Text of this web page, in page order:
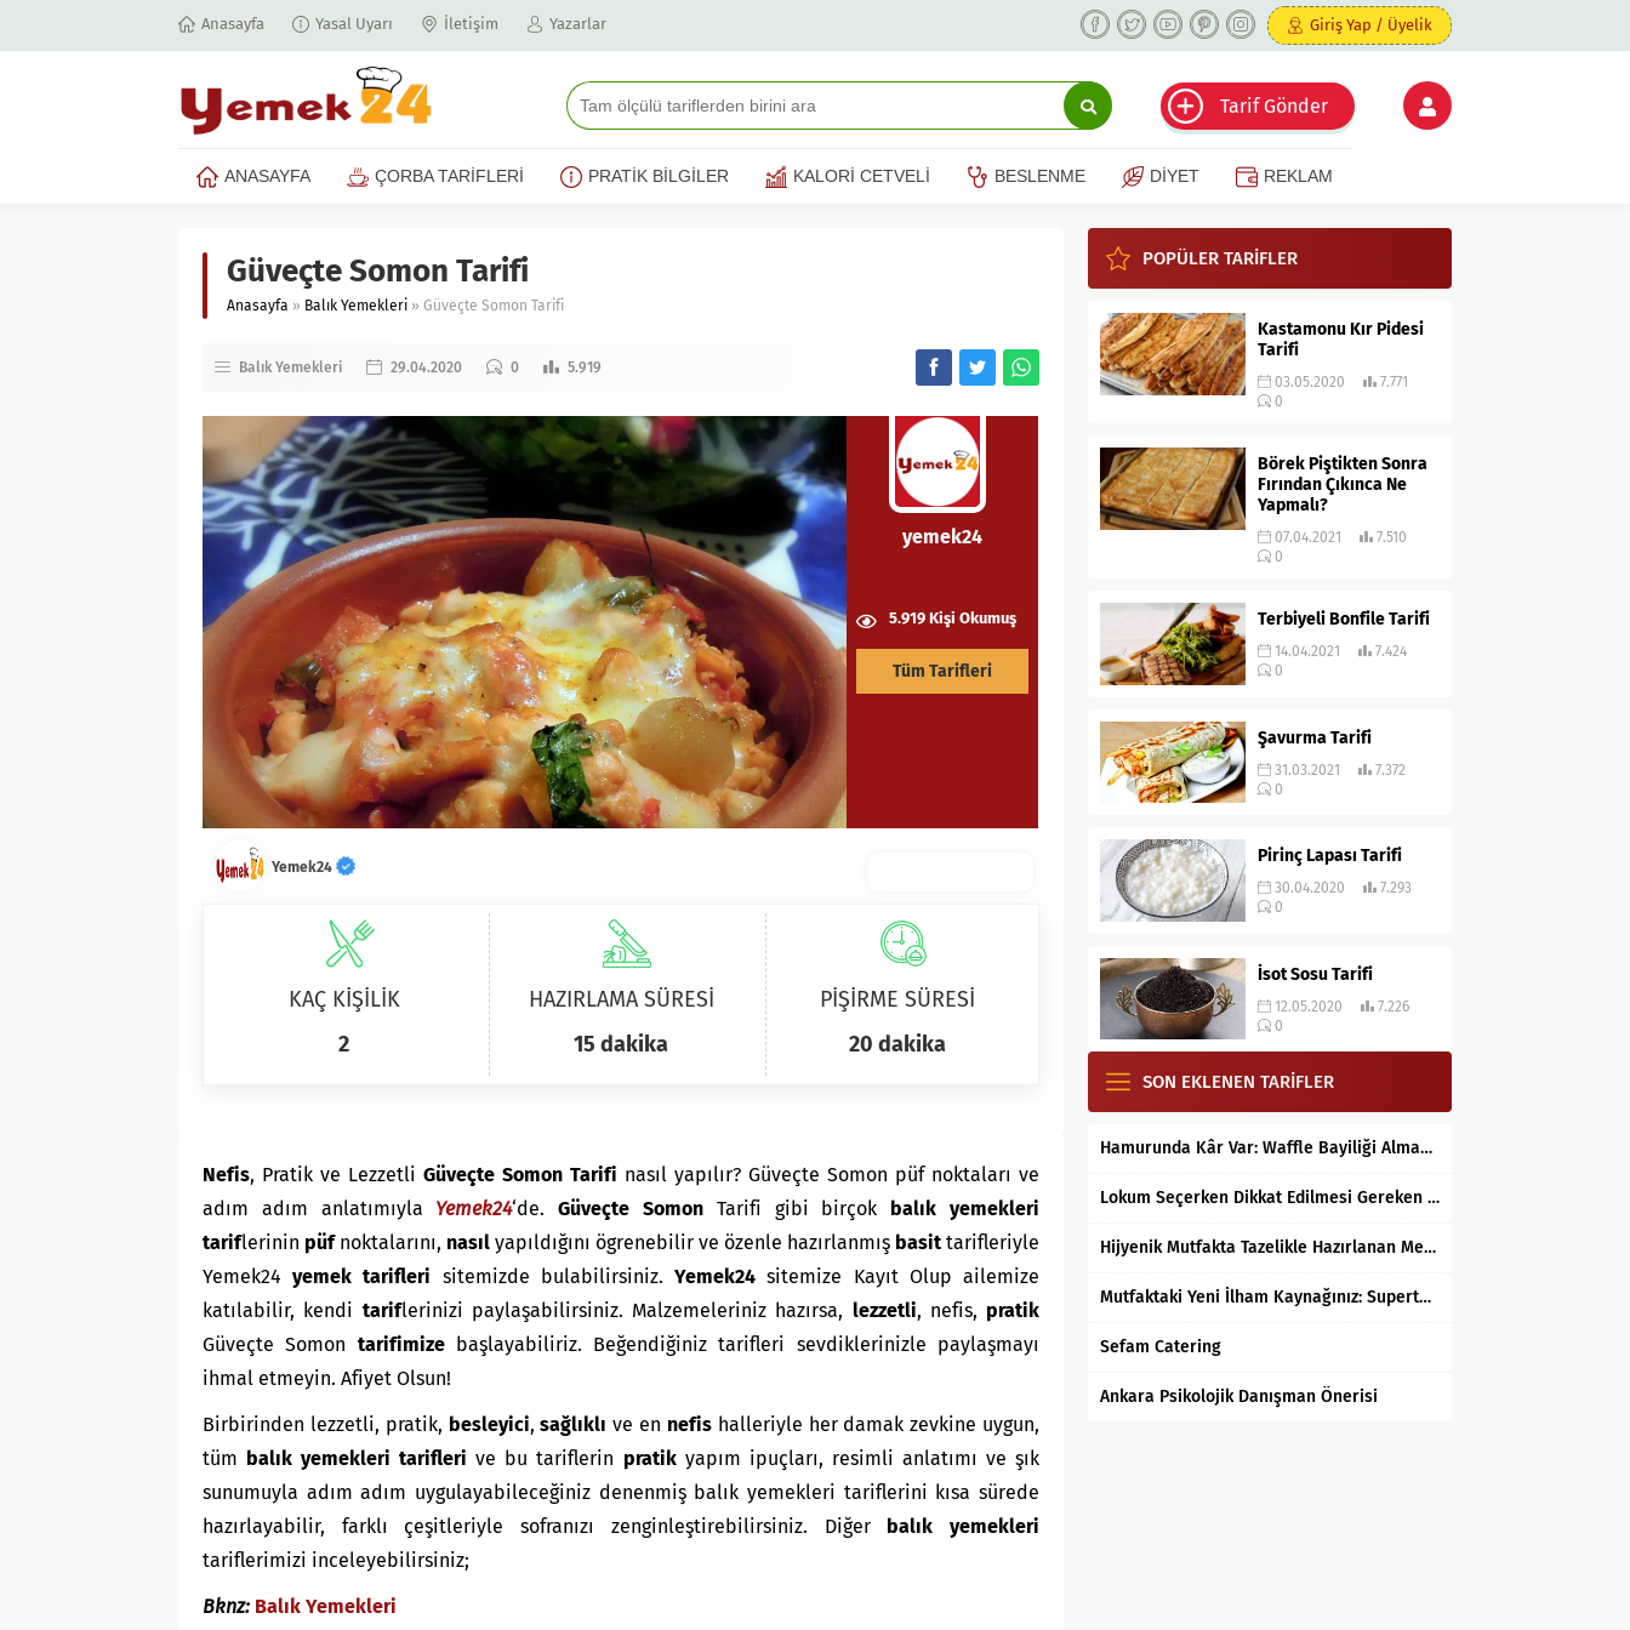
Anasayfa Yasal Uyarı İletişim Yazarlar Giriş Yap / Üyelik
Tarif Gönder
ANASAYFA ÇORBA TARİFLERİ PRATİK BİLGİLER KALORİ CETVELİ BESLENME DİYET REKLAM
Güveçte Somon Tarifi
Anasayfa » Balık Yemekleri » Güveçte Somon Tarifi
Balık Yemekleri 29.04.2020 0 5.919
yemek24
5.919 Kişi Okumuş
Tüm Tarifleri
Yemek24
KAÇ KİŞİLİK
2
HAZIRLAMA SÜRESİ
15 dakika
PİŞİRME SÜRESİ
20 dakika
Nefis, Pratik ve Lezzetli Güveçte Somon Tarifi nasıl yapılır? Güveçte Somon püf noktaları ve
adım adım anlatımıyla Yemek24‘de.Güveçte Somon Tarifi gibi birçok balık yemekleri
tariflerinin püfnoktalarını, nasıl yapıldığını ögrenebilir ve özenle hazırlanmış basittarifleriyle
Yemek24yemek tarifleri sitemizde bulabilirsiniz.Yemek24 sitemize Kayıt Olup ailemize
katılabilir, kendi tariflerinizi paylaşabilirsiniz. Malzemeleriniz hazırsa, lezzetli, nefis, pratik
Güveçte Somon tarifimizebaşlayabiliriz. Beğendiğiniz tarifleri sevdiklerinizle paylaşmayı
ihmal etmeyin. Afiyet Olsun!
Birbirinden lezzetli, pratik, besleyici,sağlıklı ve en nefishalleriyle her damak zevkine uygun,
tüm balık yemekleri tarifleri ve bu tariflerin pratikyapım ipuçları, resimli anlatımı ve şık
sunumuyla adım adım uygulayabileceğiniz denenmiş balık yemekleri tariflerini kısa sürede
hazırlayabilir, farklı çeşitleriyle sofranızı zenginleştirebilirsiniz. Diğer balık yemekleri
tariflerimizi inceleyebilirsiniz;
Bknz: Balık Yemekleri
POPÜLER TARİFLER
Kastamonu Kır Pidesi
Tarifi
03.05.2020
7.771
0
Börek Piştikten Sonra
Fırından Çıkınca Ne
Yapmalı?
07.04.2021
7.510
0
Terbiyeli Bonfile Tarifi
14.04.2021
7.424
0
Şavurma Tarifi
31.03.2021
7.372
0
Pirinç Lapası Tarifi
30.04.2020
7.293
0
İsot Sosu Tarifi
12.05.2020
7.226
0
SON EKLENEN TARİFLER
Hamurunda Kâr Var: Waffle Bayiliği Almak Mantıklı mı?
Lokum Seçerken Dikkat Edilmesi Gereken 7 Temel Kriter
Hijyenik Mutfakta Tazelikle Hazırlanan Mersin Tantunisi
Mutfaktaki Yeni İlham Kaynağınız: Supertarifler.com ile Tanışın
Sefam Catering
Ankara Psikolojik Danışman Önerisi